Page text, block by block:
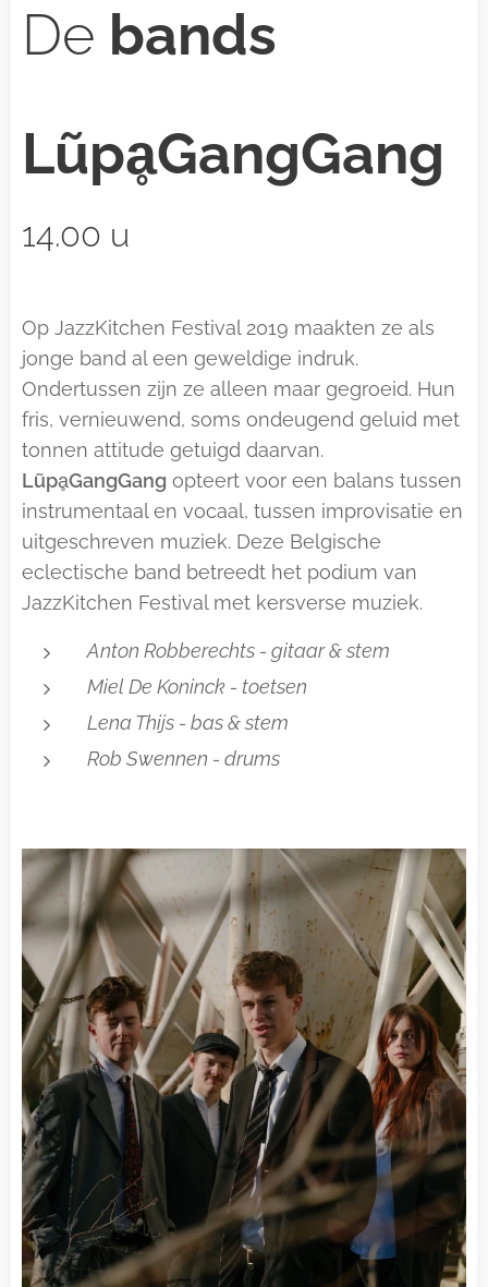
De bands
LũpḁGangGang
14.00 u
Op JazzKitchen Festival 2019 maakten ze als
jonge band al een geweldige indruk.
Ondertussen zijn ze alleen maar gegroeid. Hun
fris, vernieuwend, soms ondeugend geluid met
tonnen attitude getuigd daarvan.
LũpḁGangGang opteert voor een balans tussen
instrumentaal en vocaal, tussen improvisatie en
uitgeschreven muziek. Deze Belgische
eclectische band betreedt het podium van
JazzKitchen Festival met kersverse muziek.
Anton Robberechts - gitaar & stem
Miel De Koninck - toetsen
Lena Thijs - bas & stem
Rob Swennen - drums